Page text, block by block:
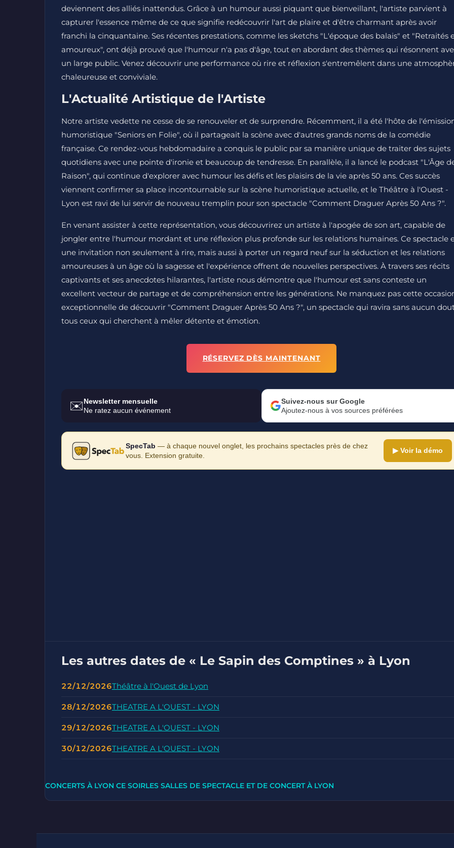
deviennent des alliés inattendus. Grâce à un humour aussi piquant que bienveillant, l'artiste parvient à
capturer l'essence même de ce que signifie redécouvrir l'art de plaire et d'être charmant après avoir
franchi la cinquantaine. Ses récentes prestations, comme les sketchs "L'époque des balais" et "Retraités
amoureux", ont déjà prouvé que l'humour n'a pas d'âge, tout en abordant des thèmes qui résonnent
un large public. Venez découvrir une performance où rire et réflexion s'entremêlent dans une
chaleureuse et conviviale.
L'Actualité Artistique de l'Artiste
Notre artiste vedette ne cesse de se renouveler et de surprendre. Récemment, il a été l'hôte de
humoristique "Seniors en Folie", où il partageait la scène avec d'autres grands noms de la comédie
française. Ce rendez-vous hebdomadaire a conquis le public par sa manière unique de traiter des sujets
quotidiens avec une pointe d'ironie et beaucoup de tendresse. En parallèle, il a lancé le podcast "L'Âge
Raison", qui continue d'explorer avec humour les défis et les plaisirs de la vie après 50 ans. Ces succès
viennent confirmer sa place incontournable sur la scène humoristique actuelle, et le Théâtre à l'Ouest -
Lyon est ravi de lui servir de nouveau tremplin pour son spectacle "Comment Draguer Après 50 Ans ?".
En venant assister à cette représentation, vous découvrirez un artiste à l'apogée de son art, capable de
jongler entre l'humour mordant et une réflexion plus profonde sur les relations humaines. Ce spectacle
une invitation non seulement à rire, mais aussi à porter un regard neuf sur la séduction et les relations
amoureuses à un âge où la sagesse et l'expérience offrent de nouvelles perspectives. À travers ses récits
captivants et ses anecdotes hilarantes, l'artiste nous démontre que l'humour est sans conteste un
excellent vecteur de partage et de compréhension entre les générations. Ne manquez pas cette
exceptionnelle de découvrir "Comment Draguer Après 50 Ans ?", un spectacle qui ravira sans aucun
tous ceux qui cherchent à mêler détente et émotion.
RÉSERVEZ DÈS MAINTENANT
✉️Newsletter mensuelle
Ne ratez aucun événement
Suivez-nous sur Google
Ajoutez-nous à vos sources préférées
SpecTab — à chaque nouvel onglet, les prochains spectacles près de chez
vous. Extension gratuite.
▶ Voir la démo
Les autres dates de « Le Sapin des Comptines » à Lyon
22/12/2026Théâtre à l'Ouest de Lyon
28/12/2026THEATRE A L'OUEST - LYON
29/12/2026THEATRE A L'OUEST - LYON
30/12/2026THEATRE A L'OUEST - LYON
CONCERTS À LYON CE SOIRLES SALLES DE SPECTACLE ET DE CONCERT À LYON